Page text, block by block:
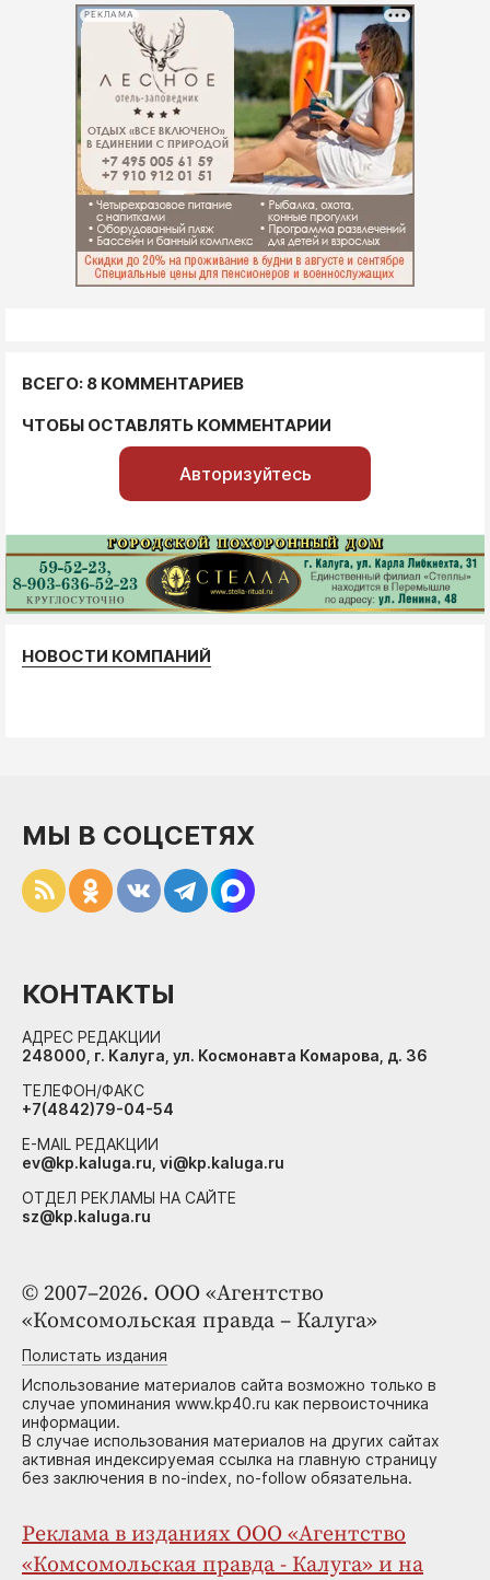
РЕКЛАМА
ВСЕГО: 8 КОММЕНТАРИЕВ
ЧТОБЫ ОСТАВЛЯТЬ КОММЕНТАРИИ
Авторизуйтесь
НОВОСТИ КОМПАНИЙ
© 2007–2026. ООО «Агентство
«Комсомольская правда – Калуга»
Полистать издания
Использование материалов сайта возможно только в
случае упоминания www.kp40.ru как первоисточника
информации.
В случае использования материалов на других сайтах
активная индексируемая ссылка на главную страницу
без заключения в no-index, no-follow обязательна.
Реклама в изданиях ООО «Агентство
«Комсомольская правда - Калуга» и на
МЫ В СОЦСЕТЯХ
КОНТАКТЫ
АДРЕС РЕДАКЦИИ
248000, г. Калуга, ул. Космонавта Комарова, д. 36
ТЕЛЕФОН/ФАКС
+7(4842)79-04-54
E-MAIL РЕДАКЦИИ
ev@kp.kaluga.ru, vi@kp.kaluga.ru
ОТДЕЛ РЕКЛАМЫ НА САЙТЕ
sz@kp.kaluga.ru